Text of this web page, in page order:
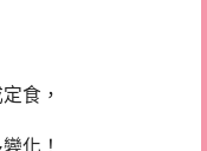
食，